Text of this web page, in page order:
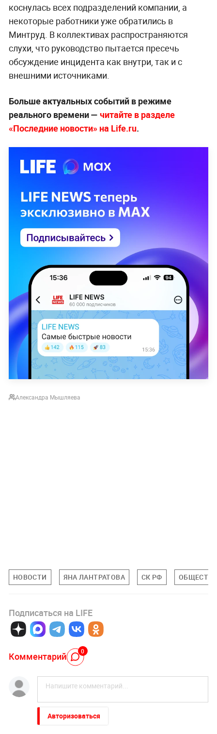
коснулась всех подразделений компании, а
некоторые работники уже обратились в
Минтруд. В коллективах распространяются
слухи, что руководство пытается пресечь
обсуждение инцидента как внутри, так и с
внешними источниками.
Больше актуальных событий в режиме
реального времени — читайте в разделе
«Последние новости» на Life.ru.
Александра Мышляева
НОВОСТИ ЯНА ЛАНТРАТОВА СК РФ
Подписаться на LIFE
Комментарий 0
Авторизоваться